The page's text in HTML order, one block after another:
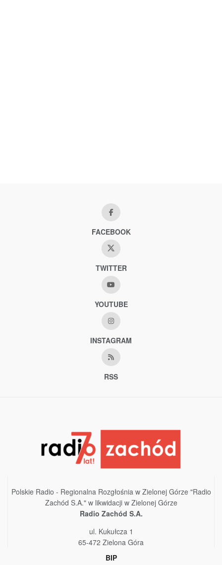
FACEBOOK
TWITTER
YOUTUBE
INSTAGRAM
RSS
Polskie Radio - Regionalna Rozgłośnia w Zielonej Górze "Radio
Zachód S.A." w likwidacji w Zielonej Górze
Radio Zachód S.A.
ul. Kukułcza 1
65-472 Zielona Góra
BIP